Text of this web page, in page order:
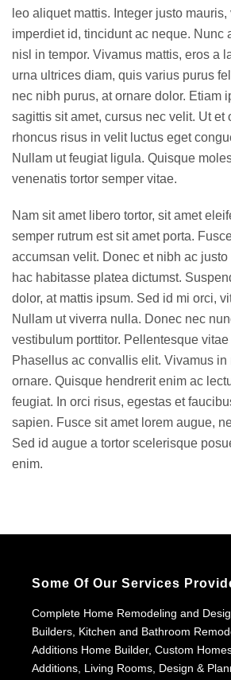
leo aliquet mattis. Integer justo mauris,
imperdiet id, tincidunt ac neque. Nunc
nisl in tempor. Vivamus mattis, eros a
urna ultrices diam, quis varius purus
nec nibh purus, at ornare dolor. Etiam
sagittis sit amet, cursus nec velit. Ut et
rhoncus risus in velit luctus eget
Nullam ut feugiat ligula. Quisque
venenatis tortor semper vitae.
Nam sit amet libero tortor, sit amet
semper rutrum est sit amet porta.
accumsan velit. Donec et nibh ac
hac habitasse platea dictumst.
dolor, at mattis ipsum. Sed id mi orci,
Nullam ut viverra nulla. Donec nec
vestibulum porttitor. Pellentesque vitae
Phasellus ac convallis elit. Vivamus
ornare. Quisque hendrerit enim ac
feugiat. In orci risus, egestas et
sapien. Fusce sit amet lorem augue,
Sed id augue a tortor scelerisque
enim.
Some Of Our Services
Complete Home Remodeling and
Builders, Kitchen and Bathroom
Additions Home Builder, Custom
Additions, Living Rooms, Design &